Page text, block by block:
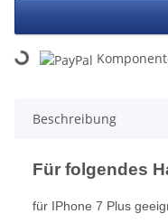
Loading...
Beschreibung
Für folgendes
für IPhone 7 Plus